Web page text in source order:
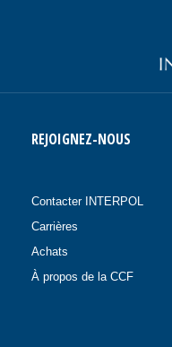
REJOIGNEZ-NOUS
Contacter INTERPOL
Carrières
Achats
À propos de la CCF